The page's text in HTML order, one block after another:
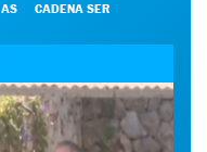
AS CADENA SER